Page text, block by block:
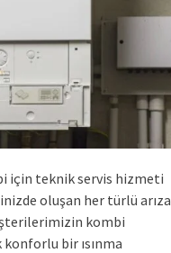
için teknik servis hizmeti
oluşan her türlü arıza
kombi
bir ısınma